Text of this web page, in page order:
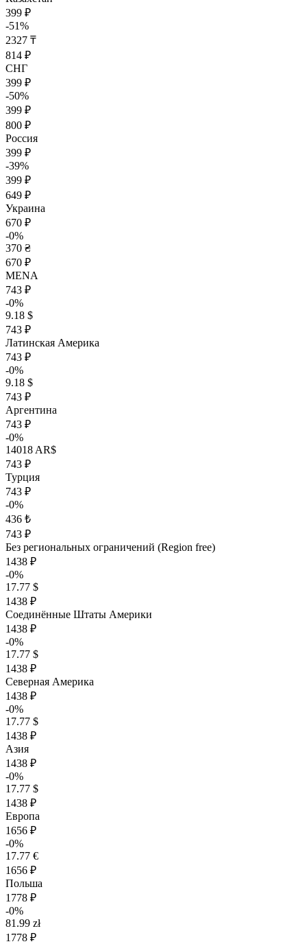
399 ₽
-51%
2327 ₸
814 ₽
СНГ
399 ₽
-50%
399 ₽
800 ₽
Россия
399 ₽
-39%
399 ₽
649 ₽
Украина
670 ₽
-0%
370 ₴
670 ₽
MENA
743 ₽
-0%
9.18 $
743 ₽
Латинская Америка
743 ₽
-0%
9.18 $
743 ₽
Аргентина
743 ₽
-0%
14018 AR$
743 ₽
Турция
743 ₽
-0%
436 ₺
743 ₽
Без региональных ограничений (Region free)
1438 ₽
-0%
17.77 $
1438 ₽
Соединённые Штаты Америки
1438 ₽
-0%
17.77 $
1438 ₽
Северная Америка
1438 ₽
-0%
17.77 $
1438 ₽
Азия
1438 ₽
-0%
17.77 $
1438 ₽
Европа
1656 ₽
-0%
17.77 €
1656 ₽
Польша
1778 ₽
-0%
81.99 zł
1778 ₽